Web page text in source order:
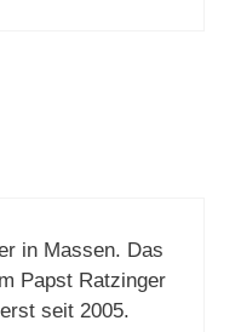
in Massen. Das
Papst Ratzinger
seit 2005.